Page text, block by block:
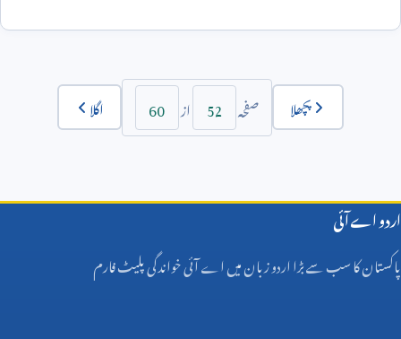
پچھلا صفحہ 52 از 60 اگلا
اردو اے آئی
پاکستان کا سب سے بڑا اردو زبان میں اے آئی خواندگی پلیٹ فارم